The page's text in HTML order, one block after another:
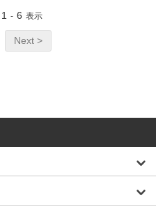
1 - 6 表示
Next >